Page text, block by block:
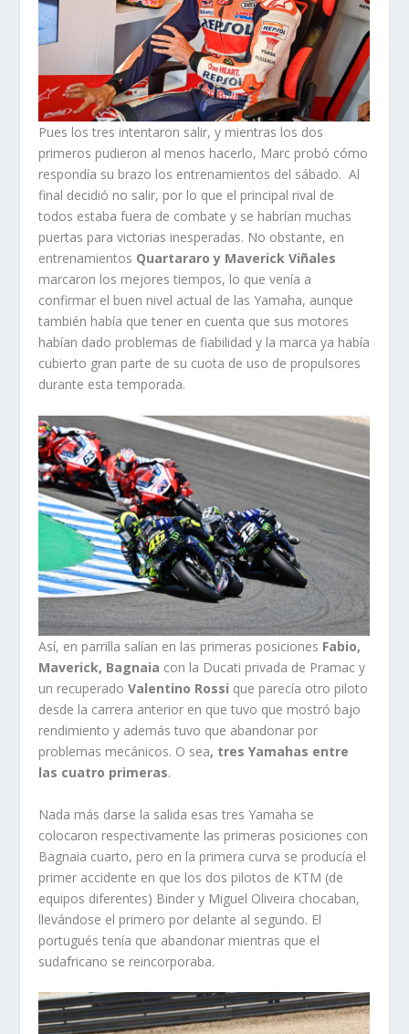
Pues los tres intentaron salir, y mientras los dos
primeros pudieron al menos hacerlo, Marc probó cómo
respondía su brazo los entrenamientos del sábado. Al
final decidió no salir, por lo que el principal rival de
todos estaba fuera de combate y se habrían muchas
puertas para victorias inesperadas. No obstante, en
entrenamientos Quartararo y Maverick Viñales
marcaron los mejores tiempos, lo que venía a
confirmar el buen nivel actual de las Yamaha, aunque
también había que tener en cuenta que sus motores
habían dado problemas de fiabilidad y la marca ya había
cubierto gran parte de su cuota de uso de propulsores
durante esta temporada.
Así, en parrilla salían en las primeras posiciones Fabio,
Maverick, Bagnaia con la Ducati privada de Pramac y
un recuperadoValentino Rossi que parecía otro piloto
desde la carrera anterior en que tuvo que mostró bajo
rendimiento y además tuvo que abandonar por
problemas mecánicos. O sea, tres Yamahas entre
las cuatro primeras.
Nada más darse la salida esas tres Yamaha se
colocaron respectivamente las primeras posiciones con
Bagnaia cuarto, pero en la primera curva se producía el
primer accidente en que los dos pilotos de KTM (de
equipos diferentes) Binder y Miguel Oliveira chocaban,
llevándose el primero por delante al segundo. El
portugués tenía que abandonar mientras que el
sudafricano se reincorporaba.